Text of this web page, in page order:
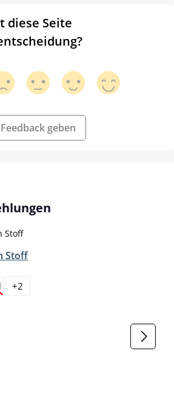
diese Seite
Feedback geben
Stoff
ist zurzeit nicht verfügbar.)
Option ist zurzeit nicht verfügbar.)
+2
zurzeit nicht verfügbar.)